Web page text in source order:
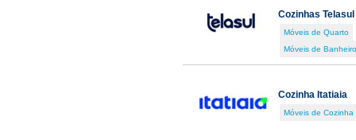
Cozinhas Telasul
Móveis de Quarto
Móveis de Banheiro
Cozinha Itatiaia
Móveis de Cozinha